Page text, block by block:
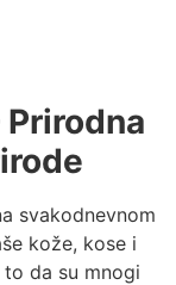
svakodnevnom
kože, kose i
da su mnogi